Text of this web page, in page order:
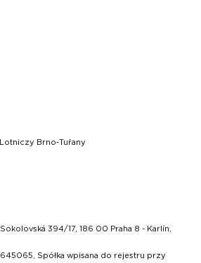
Brno‑Tuřany
394/17, 186 00 Praha 8 - Karlín,
Spółka wpisana do rejestru przy